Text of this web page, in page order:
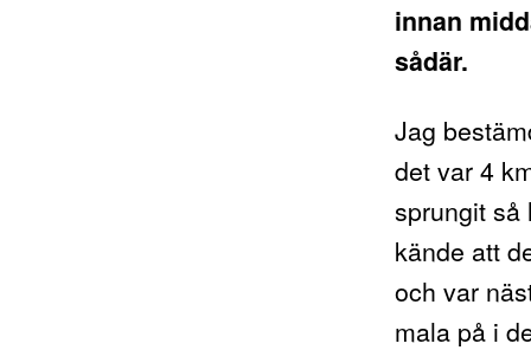
innan
sådär.
Jag
det var 4
sprungit så
kände att
och var
mala på i